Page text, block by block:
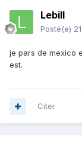
Lebill
Posté(e)
je pars de mexico
est.
Citer